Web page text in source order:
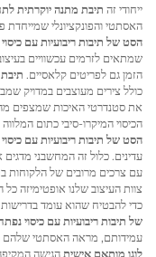
ייחודי זה תיבת מתנה יוקרתית
האסתטי והפונקציונלי שמייחדת
הסט של תיבות ריבועיות עם
שמתאים לזרמים עכשוויים
הזמן גם לפריטים קלאסיים.
כולל צירים מעוצבים במדויק
את סטנדרטי האיכות שמצפים
הכיסוי המיקרו-סיבי כתום
הסט של תיבות ריבועיות עם
עדינים. כלול זה המחשבני
עם צרכים מרובים של הלקוחות
צוות העיצוב שלנו אופטימיזה
כדי להבטיח שהוא עומד
של תיבות ריבועיות עם כיסוי
עמידותם, מראה האסתטי שלהם
לוגו מותאם אישיתהגישה